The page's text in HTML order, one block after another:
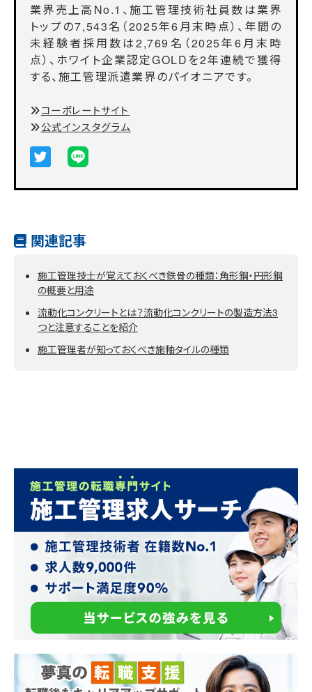
業界売上高No.1、施工管理技術社員数は業界
トップの7,543名（2025年6月末時点）、年間の
未経験者採用数は2,769名（2025年6月末時
点）、ホワイト企業認定GOLDを2年連続で獲得
する、施工管理派遣業界のパイオニアです。
コーポレートサイト
公式インスタグラム
関連記事
施工管理技士が覚えておくべき鉄骨の種類：角形鋼・円形鋼
の概要と用途
流動化コンクリートとは？流動化コンクリートの製造方法3
つと注意することを紹介
施工管理者が知っておくべき施釉タイルの種類